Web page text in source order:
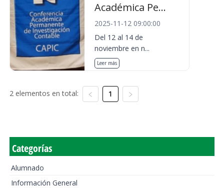
Académica Pe...
2025-11-12 09:00:00
Del 12 al 14 de
noviembre en n...
Leer más
2 elementos en total: 1
Categorías
Alumnado
Información General